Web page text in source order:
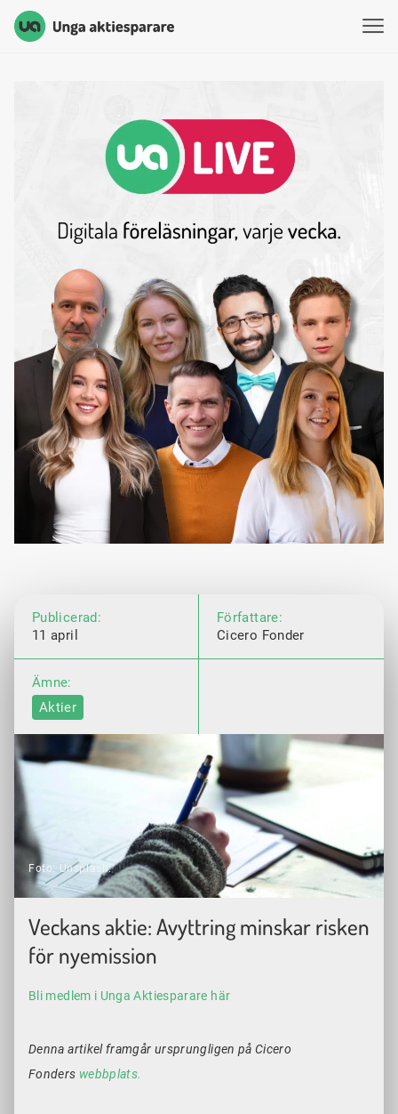
Unga Aktiesparare
Publicerad:
11 april
Författare:
Cicero Fonder
Ämne:
Aktier
Foto: Unsplash.
Veckans aktie: Avyttring minskar risken
för nyemission
Bli medlem i Unga Aktiesparare här
Denna artikel framgår ursprungligen på Cicero
Fonders webbplats.